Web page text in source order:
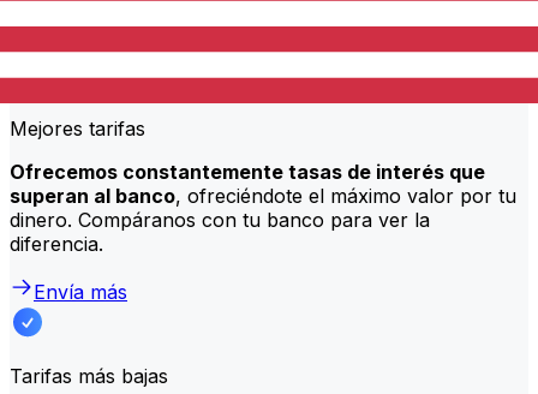
Mejores tarifas
Ofrecemos constantemente tasas de interés que
superan al banco, ofreciéndote el máximo valor por tu
dinero. Compáranos con tu banco para ver la
diferencia.
Envía más
Tarifas más bajas